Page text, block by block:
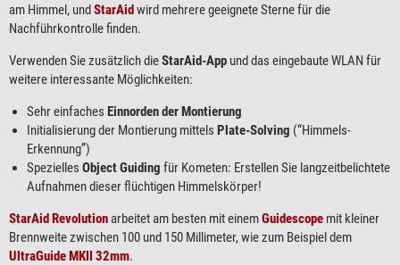
am Himmel, undStarAidwird mehrere geeignete Sterne für die
Nachführkontrolle finden.
Verwenden Sie zusätzlich dieStarAid-App und das eingebaute WLAN für
weitere interessante Möglichkeiten:
Sehr einfaches Einnorden der Montierung
Initialisierung der Montierung mittels Plate-Solving (“Himmels-
Erkennung”)
Spezielles Object Guiding für Kometen: Erstellen Sie langzeitbelichtete
Aufnahmen dieser flüchtigen Himmelskörper!
StarAid Revolution arbeitet am besten mit einemGuidescope mit kleiner
Brennweite zwischen 100 und 150 Millimeter, wie zum Beispiel dem
UltraGuide MKII 32mm.